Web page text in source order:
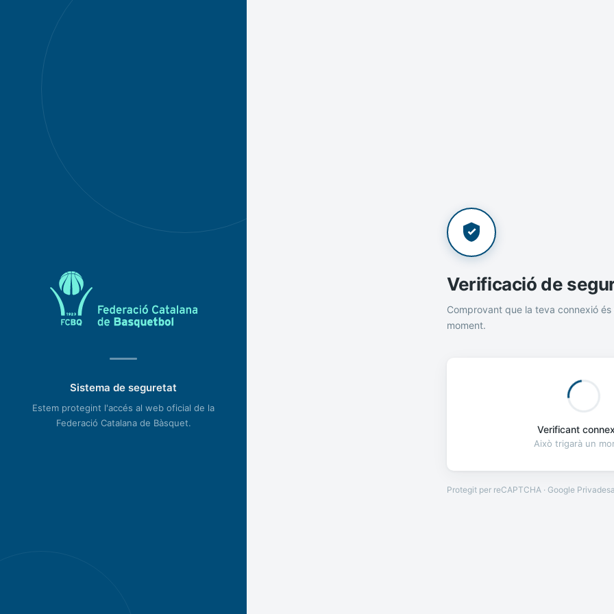
Sistema de seguretat
Estem protegint l'accés al web oficial de la
Federació Catalana de Bàsquet.
Verificació de
Comprovant que la teva connexió és
moment.
Verificant
Això trigarà un
Protegit per reCAPTCHA · Google Privadesa